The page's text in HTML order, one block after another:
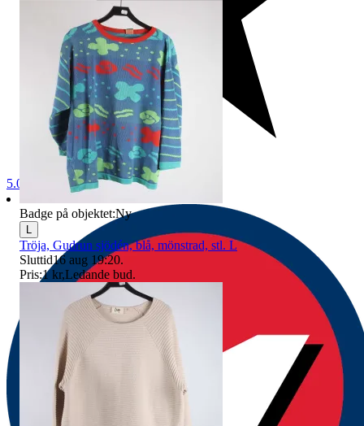
5.0
Badge på objektet:Ny
Tröja, Gudrun sjödén, blå, mönstrad, stl. L
Sluttid16 aug 19:20.
Pris:1 kr,Ledande bud.